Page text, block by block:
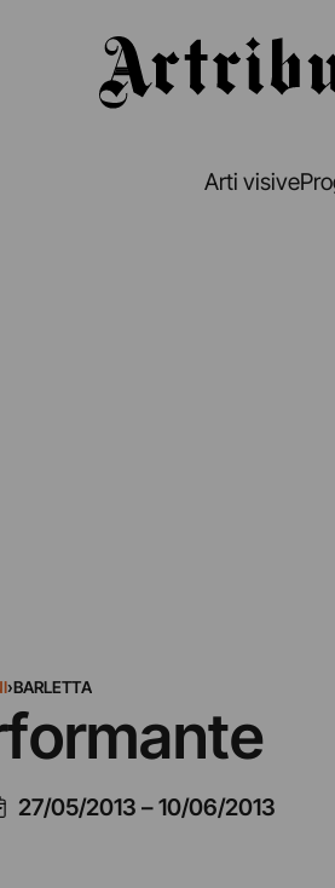
Arti visive
›BARLETTA
27/05/2013 –10/06/2013